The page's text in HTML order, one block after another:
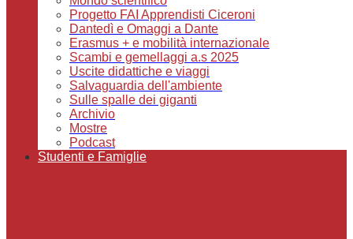
Progetto FAI Apprendisti Ciceroni
Dantedì e Omaggi a Dante
Erasmus + e mobilità internazionale
Scambi e gemellaggi a.s 2025
Uscite didattiche e viaggi
Salvaguardia dell'ambiente
Sulle spalle dei giganti
Archivio
Mostre
Podcast
Studenti e Famiglie